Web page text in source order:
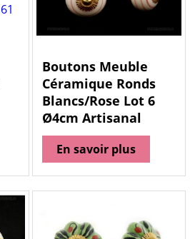
Boutons Meuble
Céramique Ronds
Blancs/Rose Lot 6
Ø4cm Artisanal
En savoir plus